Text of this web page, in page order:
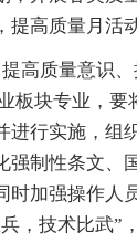
高质量月活
质量意识、
板块专业，要
进行实施，组
强制性条文、
时加强操作人
，技术比武”